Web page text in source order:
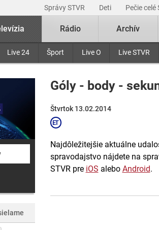
Správy STVR Deti Pečie celé
Live 24 Šport Live O Live STVR
Rádio Archív
Góly - body -
Štvrtok 13.02.2014
Najdôležitejšie aktuálne
spravodajstvo nájdete na
STVR pre iOS alebo Android.